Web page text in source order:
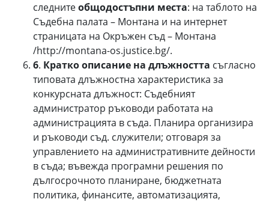
следнитеобщодостъпни места: на таблото на
Съдебна палата – Монтана и на интернет
страницата на Окръжен съд – Монтана
/http://montana-os.justice.bg/.
6. Кратко описание на длъжността съгласно
типовата длъжностна характеристика за
конкурсната длъжност: Съдебният
администратор ръководи работата на
администрацията в съда. Планира организира
и ръководи съд. служители; отговаря за
управлението на административните дейности
в съда; въвежда програмни решения по
дългосрочното планиране, бюджетната
политика, финансите, автоматизацията,